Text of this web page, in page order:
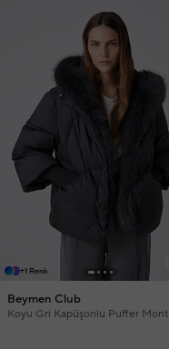
+1 Renk
Beymen Club
Koyu Gri Kapüşonlu Puffer Mont